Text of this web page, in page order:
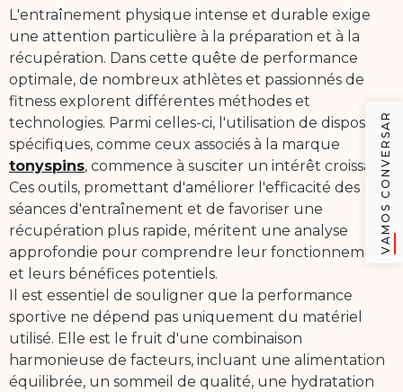
L'entraînement physique intense et durable exige
une attention particulière à la préparation et à la
récupération. Dans cette quête de performance
optimale, de nombreux athlètes et passionnés de
fitness explorent différentes méthodes et
technologies. Parmi celles-ci, l'utilisation de dispositifs
spécifiques, comme ceux associés à la marque
tonyspins, commence à susciter un intérêt croissant.
Ces outils, promettant d'améliorer l'efficacité des
séances d'entraînement et de favoriser une
récupération plus rapide, méritent une analyse
approfondie pour comprendre leur fonctionnement
et leurs bénéfices potentiels.
Il est essentiel de souligner que la performance
sportive ne dépend pas uniquement du matériel
utilisé. Elle est le fruit d'une combinaison
harmonieuse de facteurs, incluant une alimentation
équilibrée, un sommeil de qualité, une hydratation
VAMOS CONVERSAR